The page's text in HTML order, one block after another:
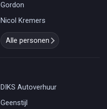
Gordon
Nicol Kremers
Alle personen
DIKS Autoverhuur
Geenstijl